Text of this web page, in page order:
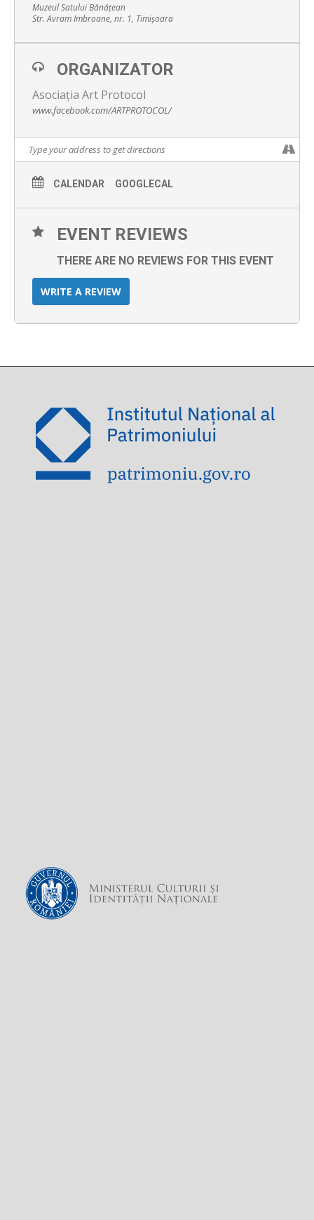
Muzeul Satului Bănățean
Str. Avram Imbroane, nr. 1, Timișoara
ORGANIZATOR
Asociația Art Protocol
www.facebook.com/ARTPROTOCOL/
CALENDAR GOOGLECAL
EVENT REVIEWS
THERE ARE NO REVIEWS FOR THIS EVENT
WRITE A REVIEW